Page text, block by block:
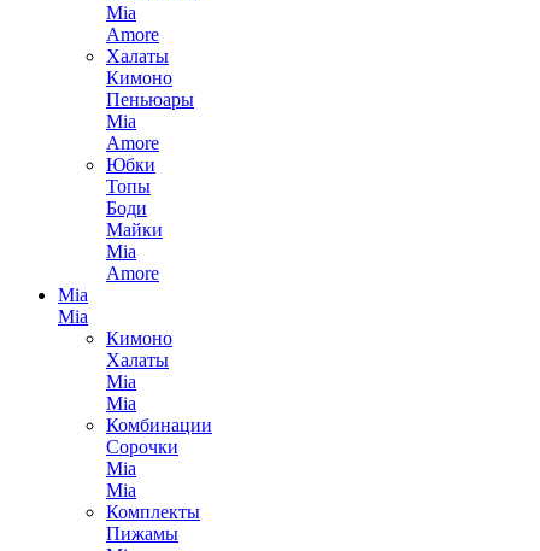
Mia
Amore
Халаты
Кимоно
Пеньюары
Mia
Amore
Юбки
Топы
Боди
Майки
Mia
Amore
Mia
Mia
Кимоно
Халаты
Mia
Mia
Комбинации
Сорочки
Mia
Mia
Комплекты
Пижамы